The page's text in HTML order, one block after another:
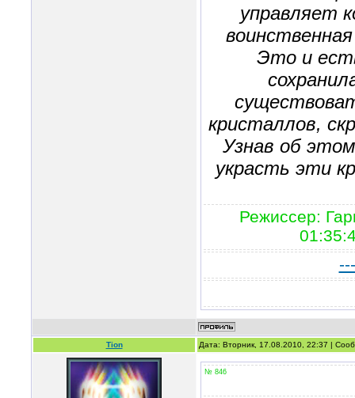
управляет
Это и
кристаллов,
Узнав об
украсть эти
Режиссер:
Tion Дата: Вторник, 17.08.2010, 22:37 |
№ 846